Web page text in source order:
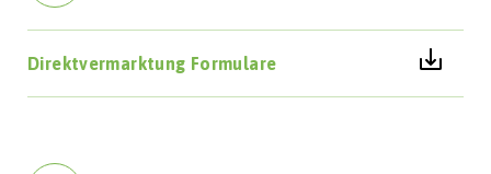
Direktvermarktung Formulare